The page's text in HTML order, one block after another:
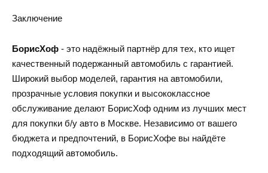
Заключение
БорисХоф - это надёжный партнёр для тех, кто ищет
качественный подержанный автомобиль с гарантией.
Широкий выбор моделей, гарантия на автомобили,
прозрачные условия покупки и высококлассное
обслуживание делают БорисХоф одним из лучших мест
для покупки б/у авто в Москве. Независимо от вашего
бюджета и предпочтений, в БорисХофе вы найдёте
подходящий автомобиль.